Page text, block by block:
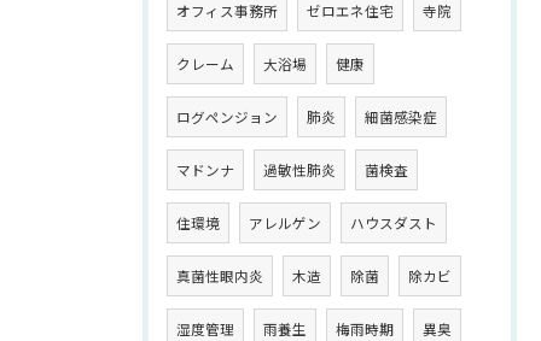
オフィス事務所 ゼロエネ住宅 寺院
クレーム 大浴場 健康
ログペンジョン 肺炎 細菌感染症
マドンナ 過敏性肺炎 菌検査
住環境 アレルゲン ハウスダスト
真菌性眼内炎 木造 除菌 除カビ
湿度管理 雨養生 梅雨時期 異臭